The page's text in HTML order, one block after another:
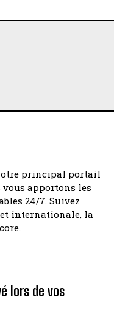
principal portail
apportons les
24/7. Suivez
internationale, la
lors de vos